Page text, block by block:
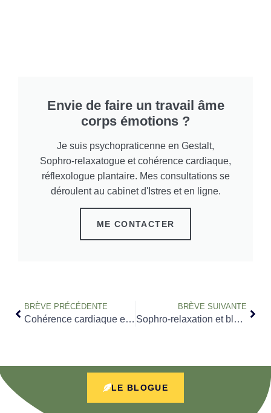
Envie de faire un travail âme
corps émotions ?
Je suis psychopraticenne en Gestalt,
Sophro-relaxatogue et cohérence cardiaque,
réflexologue plantaire. Mes consultations se
déroulent au cabinet d'Istres et en ligne.
ME CONTACTER
BRÈVE PRÉCÉDENTE
Cohérence cardiaque et blessures d’âme : 7 bénéfices
BRÈVE SUIVANTE
Sophro-relaxation et blessures de l’âme : 7 actions
LE BLOGUE